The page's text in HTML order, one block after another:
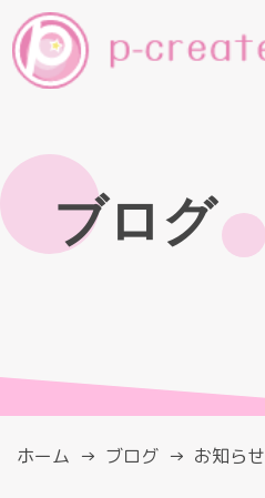
ブログ
ホーム ブログ お知らせ